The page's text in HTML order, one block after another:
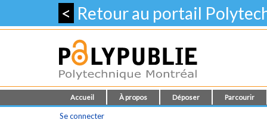
< Retour au portail
Accueil À propos Déposer Parcourir
Se connecter